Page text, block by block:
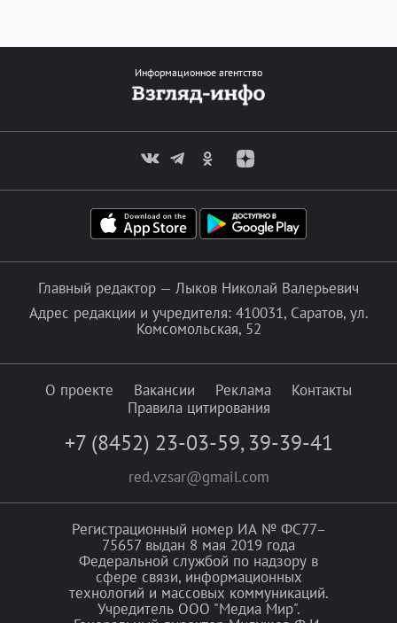
Информационное агентство
Главный редактор — Лыков Николай Валерьевич
Адрес редакции и учредителя: 410031, Саратов, ул.
Комсомольская, 52
О проекте Вакансии Реклама
Контакты
Правила цитирования
+7 (8452) 23-03-59, 39-39-41
red.vzsar@gmail.com
Регистрационный номер ИА № ФС77–
75657 выдан 8 мая 2019 года
Федеральной службой по надзору в
сфере связи, информационных
технологий и массовых коммуникаций.
Учредитель ООО "Медиа Мир".